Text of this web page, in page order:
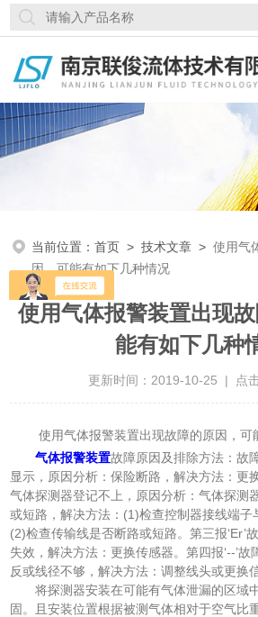
当前位置：首页 >技术文章 >使用气
因，可能有如下几种情况
使用气体报警装置出现
能有如下几种
更新时间：2019-10-25 | 点
使用气体报警装置出现故障的原因，可
气体报警装置故障原因及排除方法：故
显示，原因分析：保险断路，解决方法：更
气体探测器登记不上，原因分析：气体探测
或短路，解决方法：(1)检查控制器接线端子
(2)检查传输线是否断路或短路。第三报‘Er’
失效，解决方法：更换传感器。第四报‘--’
反或线径不够，解决方法：调整线头或更换
将探测器安装在可能有气体泄漏的区域中
固。且安装位置根据被测气体相对于空气比